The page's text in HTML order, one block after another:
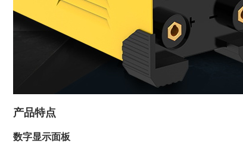
产品特点
数字显示面板